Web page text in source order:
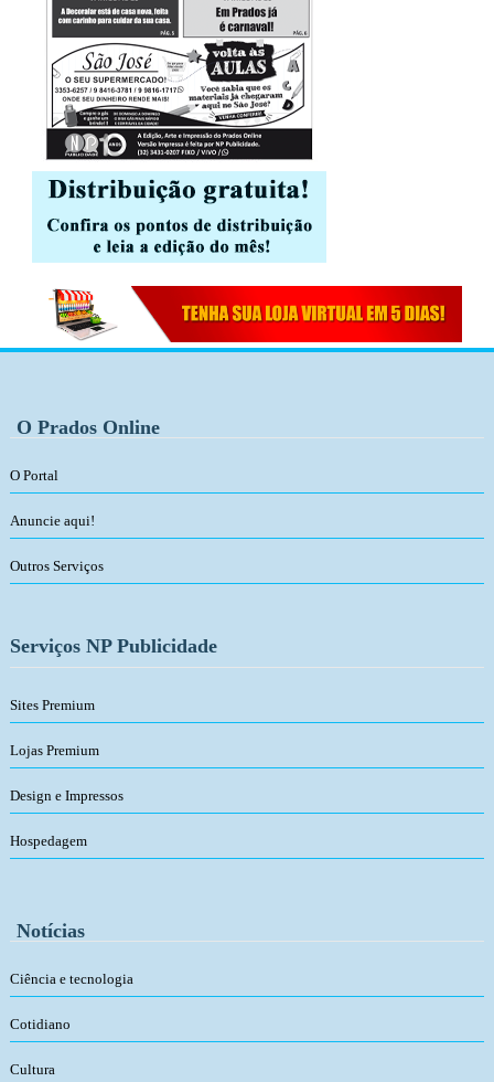
O Prados Online
O Portal
Anuncie aqui!
Outros Serviços
Serviços NP Publicidade
Sites Premium
Lojas Premium
Design e Impressos
Hospedagem
Notícias
Ciência e tecnologia
Cotidiano
Cultura